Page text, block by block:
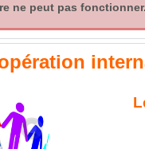
ne peut pas